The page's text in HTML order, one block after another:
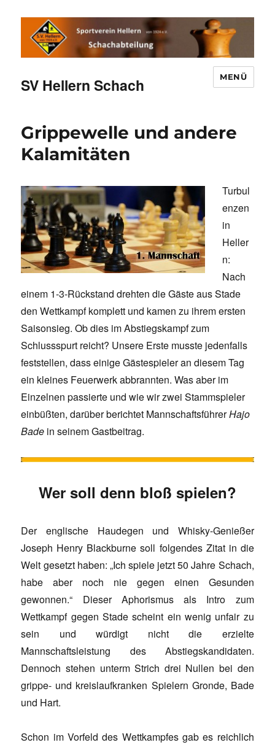
SV Hellern Schach MENÜ
Grippewelle und andere
Kalamitäten
Turbul
enzen
in
Heller
n:
Nach
einem 1-3-Rückstand drehten die Gäste aus Stade
den Wettkampf komplett und kamen zu ihrem ersten
Saisonsieg. Ob dies im Abstiegskampf zum
Schlussspurt reicht? Unsere Erste musste jedenfalls
feststellen, dass einige Gästespieler an diesem Tag
ein kleines Feuerwerk abbrannten. Was aber im
Einzelnen passierte und wie wir zwei Stammspieler
einbüßten, darüber berichtet MannschaftsführerHajo
Bade in seinem Gastbeitrag.
Wer soll denn bloß spielen?
Der englische Haudegen und Whisky-Genießer
Joseph Henry Blackburne soll folgendes Zitat in die
Welt gesetzt haben: „Ich spiele jetzt 50 Jahre Schach,
habe aber noch nie gegen einen Gesunden
gewonnen.“ Dieser Aphorismus als Intro zum
Wettkampf gegen Stade scheint ein wenig unfair zu
sein und würdigt nicht die erzielte
Mannschaftsleistung des Abstiegskandidaten.
Dennoch stehen unterm Strich drei Nullen bei den
grippe- und kreislaufkranken Spielern Gronde, Bade
und Hart.
Schon im Vorfeld des Wettkampfes gab es reichlich